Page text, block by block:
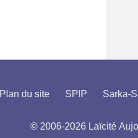
Plan du site SPIP Sarka-
© 2006-2026 Laïcité